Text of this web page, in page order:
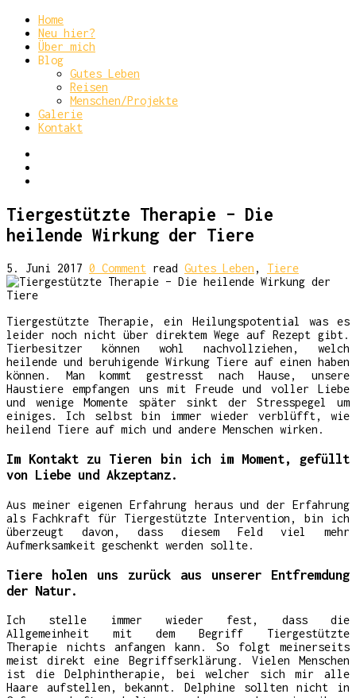
Home
Neu hier?
Über mich
Blog
Gutes Leben
Reisen
Menschen/Projekte
Galerie
Kontakt
Tiergestützte Therapie – Die
heilende Wirkung der Tiere
5. Juni 2017 0 Comment read Gutes Leben , Tiere
Tiergestützte Therapie, ein Heilungspotential was es
leider noch nicht über direktem Wege auf Rezept gibt.
Tierbesitzer können wohl nachvollziehen, welch
heilende und beruhigende Wirkung Tiere auf einen haben
können. Man kommt gestresst nach Hause, unsere
Haustiere empfangen uns mit Freude und voller Liebe
und wenige Momente später sinkt der Stresspegel um
einiges. Ich selbst bin immer wieder verblüfft, wie
heilend Tiere auf mich und andere Menschen wirken.
Im Kontakt zu Tieren bin ich im Moment, gefüllt
von Liebe und Akzeptanz.
Aus meiner eigenen Erfahrung heraus und der Erfahrung
als Fachkraft für Tiergestützte Intervention, bin ich
überzeugt davon, dass diesem Feld viel mehr
Aufmerksamkeit geschenkt werden sollte.
Tiere holen uns zurück aus unserer Entfremdung
der Natur.
Ich stelle immer wieder fest, dass die
Allgemeinheit mit dem Begriff Tiergestützte
Therapie nichts anfangen kann. So folgt meinerseits
meist direkt eine Begriffserklärung. Vielen Menschen
ist die Delphintherapie, bei welcher sich mir alle
Haare aufstellen, bekannt. Delphine sollten nicht in